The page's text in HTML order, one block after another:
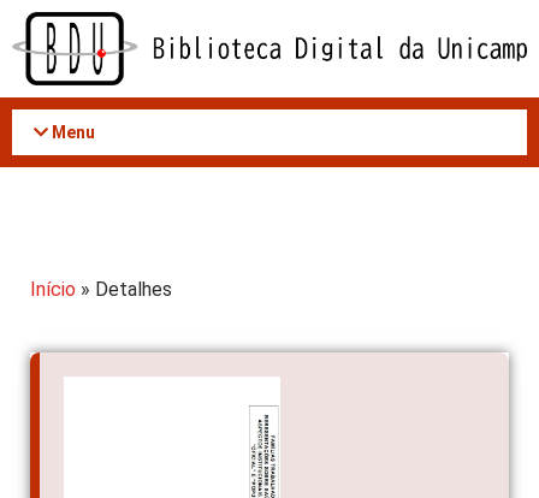
Acessar
conteúdo
Menu
Início » Detalhes